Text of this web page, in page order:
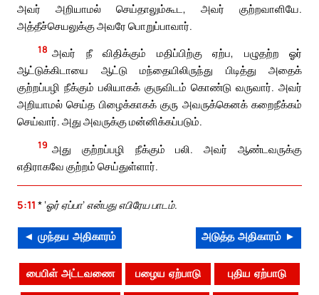
அவர் அறியாமல் செய்தாலும்கூட, அவர் குற்றவாளியே.
அத்தீச்செயலுக்கு அவரே பொறுப்பாவார்.
18 அவர் நீ விதிக்கும் மதிப்பிற்கு ஏற்ப, பழுதற்ற ஓர்
ஆட்டுக்கிடாயை ஆட்டு மந்தையிலிருந்து பிடித்து அதைக்
குற்றப்பழி நீக்கும் பலியாகக் குருவிடம் கொண்டு வருவார். அவர்
அறியாமல் செய்த பிழைக்காகக் குரு அவருக்கெனக் கறைநீக்கம்
செய்வார். அது அவருக்கு மன்னிக்கப்படும்.
19 அது குற்றப்பழி நீக்கும் பலி. அவர் ஆண்டவருக்கு
எதிராகவே குற்றம் செய்துள்ளார்.
5:11 * ‘ஓர் ஏப்பா’ என்பது எபிரேய பாடம்.
◄ முந்தய அதிகாரம் அடுத்த அதிகாரம் ►
பைபிள் அட்டவணை பழைய ஏற்பாடு புதிய ஏற்பாடு